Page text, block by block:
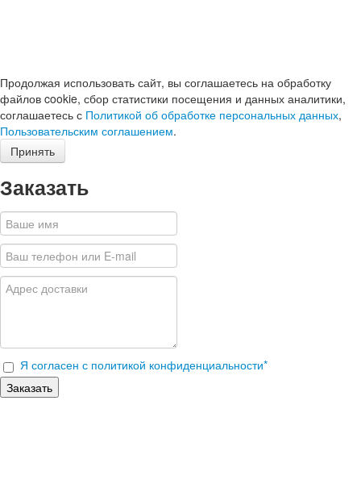
Продолжая использовать сайт, вы соглашаетесь на обработку
файлов cookie, сбор статистики посещения и данных аналитики,
соглашаетесь с Политикой об обработке персональных данных,
Пользовательским соглашением.
Принять
Заказать
Я согласен с политикой конфиденциальности*